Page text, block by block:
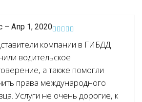
– Апр 1, 2020
компании в ГИБДД
водительское
а также помогли
права международного
Услуги не очень дорогие, к